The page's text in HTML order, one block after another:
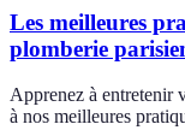
Les meilleures
plomberie
Apprenez à entretenir
à nos meilleures